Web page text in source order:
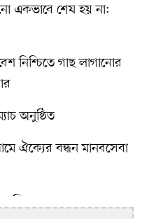
একভাবে শেষ হয় না:
নিশ্চিতে গাছ লাগানোর
অনুষ্ঠিত
ঐক্যের বন্ধন মানবসেবা